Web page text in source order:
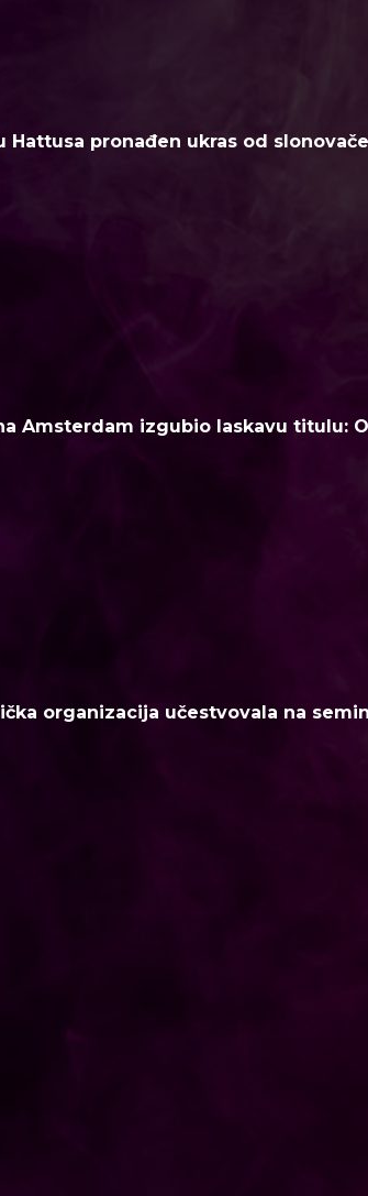
Hattusa pronađen ukras od
Amsterdam izgubio laskavu titulu:
organizacija učestvovala na